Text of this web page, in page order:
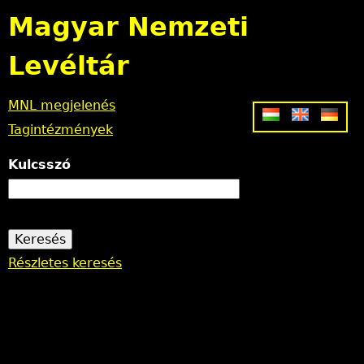
Jump to navigation
Magyar Nemzeti
Levéltár
Kulcsszó
Részletes keresés
MNL megjelenés
Tagintézmények